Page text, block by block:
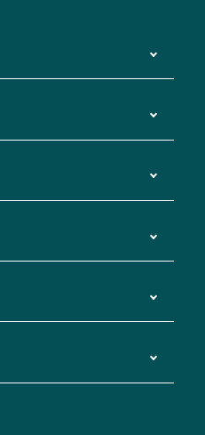
ケーションシステム
ばす
三重大学病院直通バ
京・埼玉
頭駅～中部国際空港